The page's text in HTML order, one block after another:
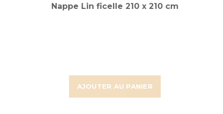
AJOUTER AU PANIER
Nappe Lin ficelle 210 x 210 cm